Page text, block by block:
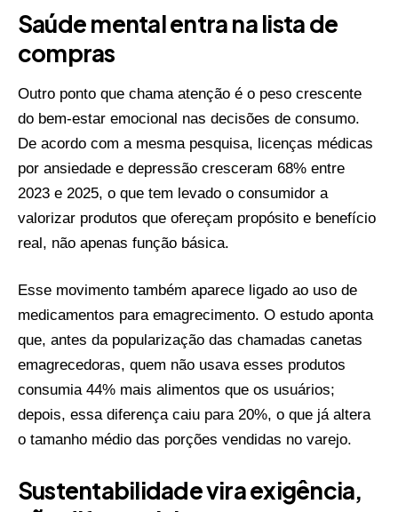
Saúde mental entra na lista de
compras
Outro ponto que chama atenção é o peso crescente
do bem-estar emocional nas decisões de consumo.
De acordo com a mesma pesquisa, licenças médicas
por ansiedade e depressão cresceram 68% entre
2023 e 2025, o que tem levado o consumidor a
valorizar produtos que ofereçam propósito e benefício
real, não apenas função básica.
Esse movimento também aparece ligado ao uso de
medicamentos para emagrecimento. O estudo aponta
que, antes da popularização das chamadas canetas
emagrecedoras, quem não usava esses produtos
consumia 44% mais alimentos que os usuários;
depois, essa diferença caiu para 20%, o que já altera
o tamanho médio das porções vendidas no varejo.
Sustentabilidade vira exigência,